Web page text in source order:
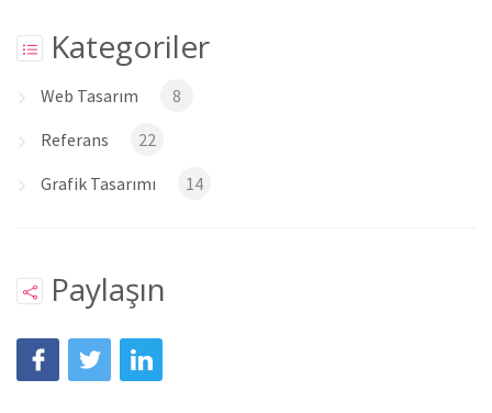
Kategoriler
Web Tasarım
8
Referans
22
Grafik Tasarımı
14
Paylaşın